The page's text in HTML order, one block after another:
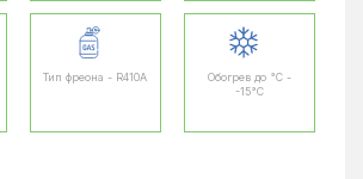
Тип фреона - R410A
Обогрев до °C -
-15°C